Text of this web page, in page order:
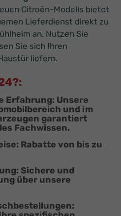
Citroën-Modells bietet
Lieferdienst direkt zu
an. Nutzen Sie
Sie sich Ihren
liefern.
Erfahrung: Unsere
und im
garantiert
Fachwissen.
: Rabatte von bis zu
Sichere und
über unsere